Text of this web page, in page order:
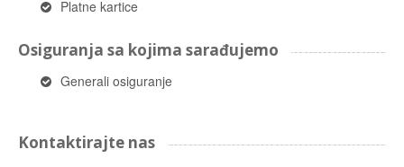
Platne kartice
Osiguranja sa kojima sarađujemo
Generali osiguranje
Kontaktirajte nas